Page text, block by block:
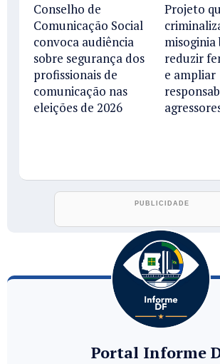
Conselho de
Comunicação Social
convoca audiência
sobre segurança dos
profissionais de
comunicação nas
eleições de 2026
Projeto
misoginia
reduzir
e ampliar
Portal Informe